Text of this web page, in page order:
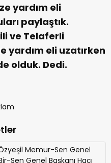
yardım eli
paylaştık.
ve Telaferli
yardım eli uzatırken
olduk. Dedi.
Memur-Sen Genel
Sen Genel Başkanı Hacı